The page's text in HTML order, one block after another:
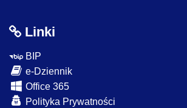
Linki
BIP
e-Dziennik
Office 365
Polityka Prywatności